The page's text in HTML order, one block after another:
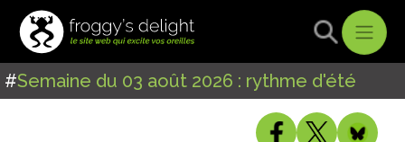
#Semaine du 03 août 2026 : rythme d'été